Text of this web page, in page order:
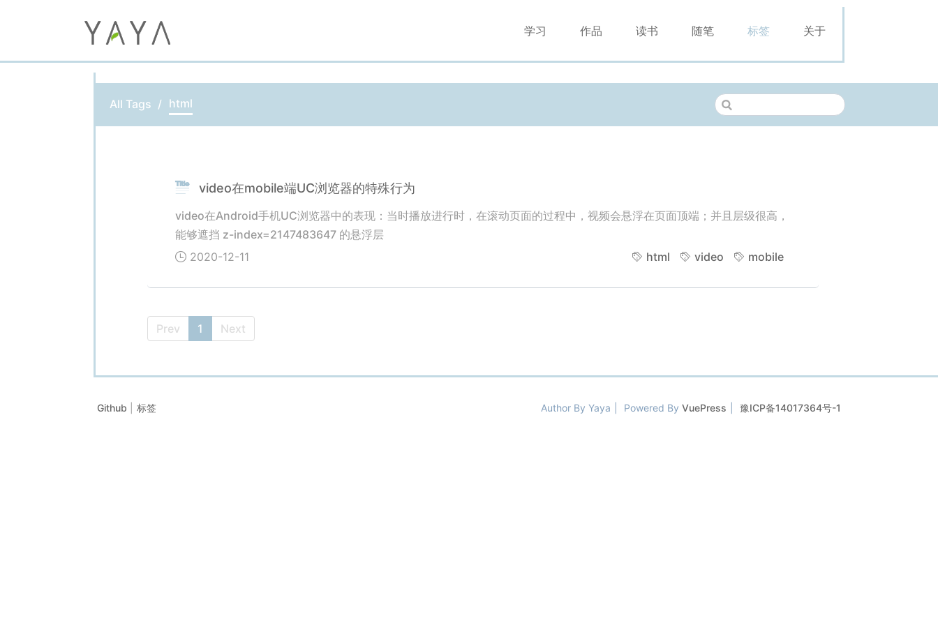
学习 作品 读书 随笔 标签 关于
All Tags html
video在mobile端UC浏览器的特殊行为
video在Android手机UC浏览器中的表现：当时播放进行时，在滚动页面的过程中，视频会悬浮在页面顶端；并且层级很高，
能够遮挡 z-index=2147483647 的悬浮层
2020-12-11
html video mobile
Prev 1 Next
Github 标签 Author By Yaya Powered By VuePress 豫ICP备14017364号-1